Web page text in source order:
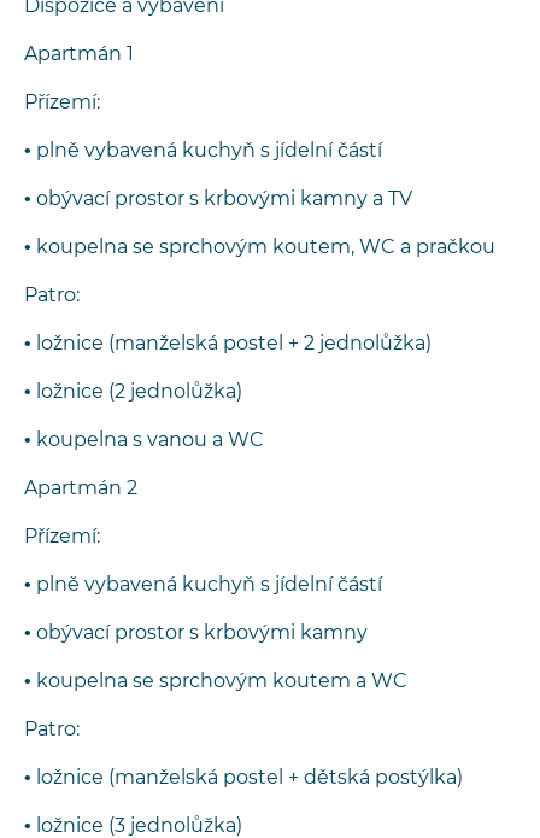
Dispozice a vybavení
Apartmán 1
Přízemí:
• plně vybavená kuchyň s jídelní částí
• obývací prostor s krbovými kamny a TV
• koupelna se sprchovým koutem, WC a pračkou
Patro:
• ložnice (manželská postel + 2 jednolůžka)
• ložnice (2 jednolůžka)
• koupelna s vanou a WC
Apartmán 2
Přízemí:
• plně vybavená kuchyň s jídelní částí
• obývací prostor s krbovými kamny
• koupelna se sprchovým koutem a WC
Patro:
• ložnice (manželská postel + dětská postýlka)
• ložnice (3 jednolůžka)